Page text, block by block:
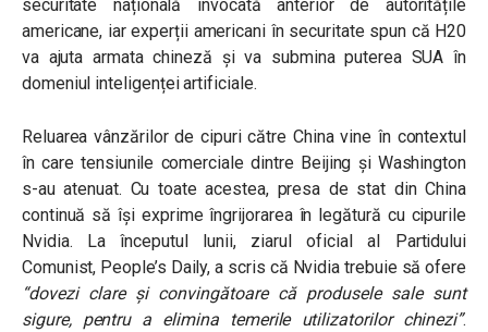
securitate națională invocată anterior de autoritățile
americane, iar experții americani în securitate spun că H20
va ajuta armata chineză și va submina puterea SUA în
domeniul inteligenței artificiale.
Reluarea vânzărilor de cipuri către China vine în contextul
în care tensiunile comerciale dintre Beijing și Washington
s-au atenuat. Cu toate acestea, presa de stat din China
continuă să își exprime îngrijorarea în legătură cu cipurile
Nvidia. La începutul lunii, ziarul oficial al Partidului
Comunist, People’s Daily, a scris că Nvidia trebuie să ofere
“dovezi clare și convingătoare că produsele sale sunt
sigure, pentru a elimina temerile utilizatorilor chinezi”.